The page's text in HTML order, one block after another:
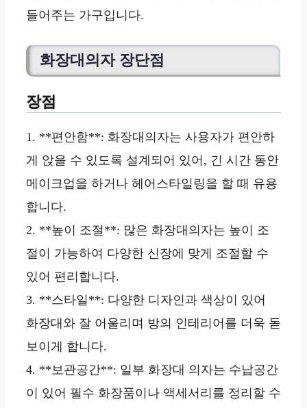
들어주는 가구입니다.
화장대의자 장단점
장점
1. **편안함**: 화장대의자는 사용자가 편안하
게 앉을 수 있도록 설계되어 있어, 긴 시간 동안
메이크업을 하거나 헤어스타일링을 할 때 유용
합니다.
2. **높이 조절**: 많은 화장대의자는 높이 조
절이 가능하여 다양한 신장에 맞게 조절할 수
있어 편리합니다.
3. **스타일**: 다양한 디자인과 색상이 있어
화장대와 잘 어울리며 방의 인테리어를 더욱 돋
보이게 합니다.
4. **보관공간**: 일부 화장대 의자는 수납공간
이 있어 필수 화장품이나 액세서리를 정리할 수